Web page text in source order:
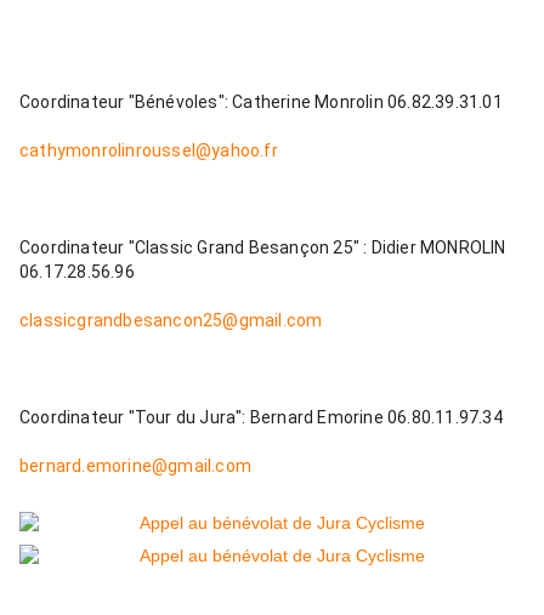
Coordinateur "Bénévoles": Catherine Monrolin 06.82.39.31.01
cathymonrolinroussel@yahoo.fr
Coordinateur "Classic Grand Besançon 25" : Didier MONROLIN
06.17.28.56.96
classicgrandbesancon25@gmail.com
Coordinateur "Tour du Jura": Bernard Emorine 06.80.11.97.34
bernard.emorine@gmail.com